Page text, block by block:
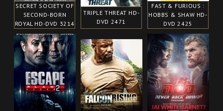
SECRET SOCIETY OF
SECOND-BORN
ROYAL HD-DVD 3214
TRIPLE THREAT HD-
DVD 2471
FAST & FURIOUS :
HOBBS & SHAW HD-
DVD 2425